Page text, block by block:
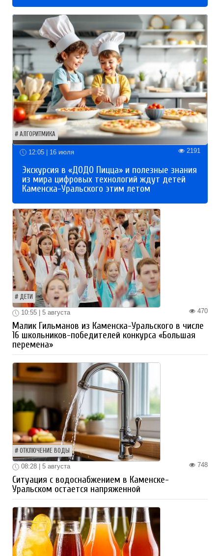
АЛГОРИТМИКА
12:05 | 16 июля 2191
Экскурсия в «ДОДО Пицца» и полезные знания
из мира цифровых технологий ждут детей
Каменска-Уральского этим летом
ДЕТИ
470
10:55 | 5 августа
Малик Гильманов из Каменска-Уральского в числе
16 школьников-победителей конкурса «Большая
перемена»
ОТКЛЮЧЕНИЕ ВОДЫ
748
08:28 | 5 августа
Ситуация с водоснабжением в Каменске-
Уральском остается напряженной